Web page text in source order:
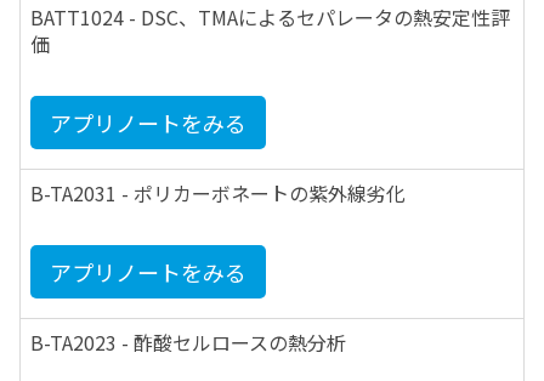
BATT1024 - DSC、TMAによるセパレータの熱安定性評
価
アプリノートをみる
B-TA2031 - ポリカーボネートの紫外線劣化
アプリノートをみる
B-TA2023 - 酢酸セルロースの熱分析